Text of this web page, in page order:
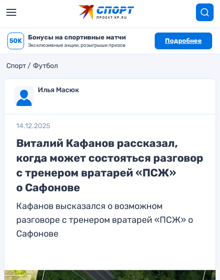
50K Бонусы на спортивные матчи
Эксклюзивные акции, розыгрыши призов
Подробнее
Спорт Футбол
Илья Масюк
14.12.2025
Виталий Кафанов рассказал,
когда может состояться разговор
с тренером вратарей «ПСЖ»
о Сафонове
Кафанов высказался о возможном
разговоре с тренером вратарей «ПСЖ» о
Сафонове